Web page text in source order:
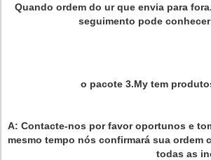
Quando ordem do ur que envia para
seguimento pode
o pacote 3.My tem
A: Contacte-nos por favor oportunos e
mesmo tempo nós confirmará sua ordem
todas as